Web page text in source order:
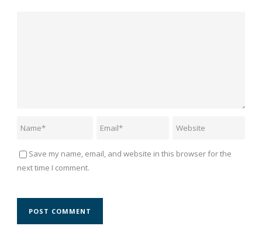
Save my name, email, and website in this browser for the
next time I comment.